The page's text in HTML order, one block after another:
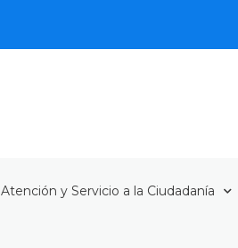
Atención y Servicio a la Ciudadanía